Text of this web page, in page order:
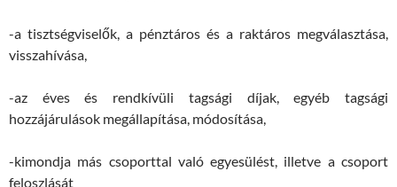
-a tisztségviselők, a pénztáros és a raktáros megválasztása,
visszahívása,
-az éves és rendkívüli tagsági díjak, egyéb tagsági
hozzájárulások megállapítása, módosítása,
-kimondja más csoporttal való egyesülést, illetve a csoport
feloszlását